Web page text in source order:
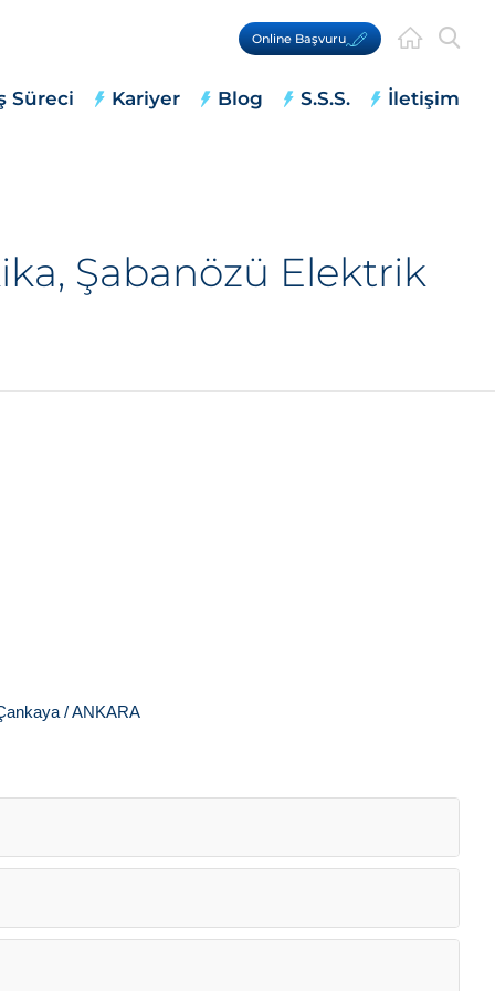
Online Başvuru
Süreci Kariyer Blog S.S.S. İletişim
Şabanözü Elektrik
/ ANKARA